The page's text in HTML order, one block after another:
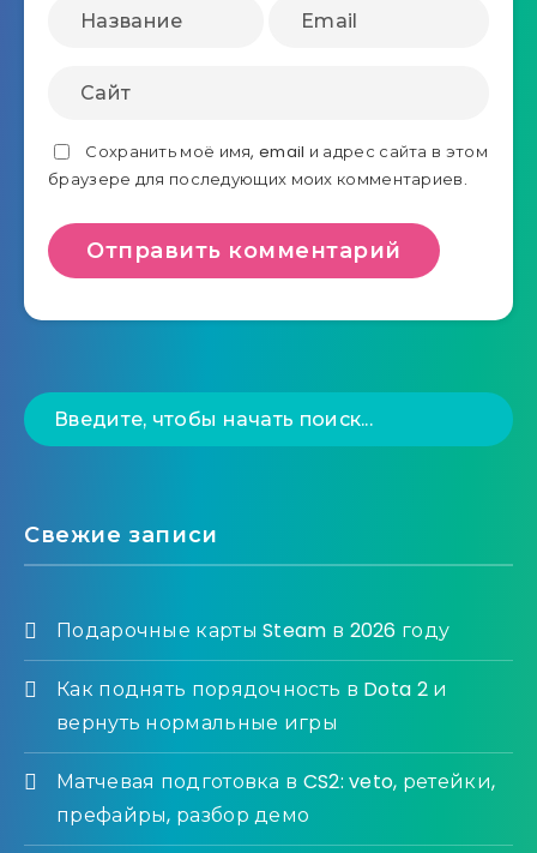
Сохранить моё имя, email и адрес сайта в этом
браузере для последующих моих комментариев.
Свежие записи
Подарочные карты Steam в 2026 году
Как поднять порядочность в Dota 2 и
вернуть нормальные игры
Матчевая подготовка в CS2: veto, ретейки,
префайры, разбор демо